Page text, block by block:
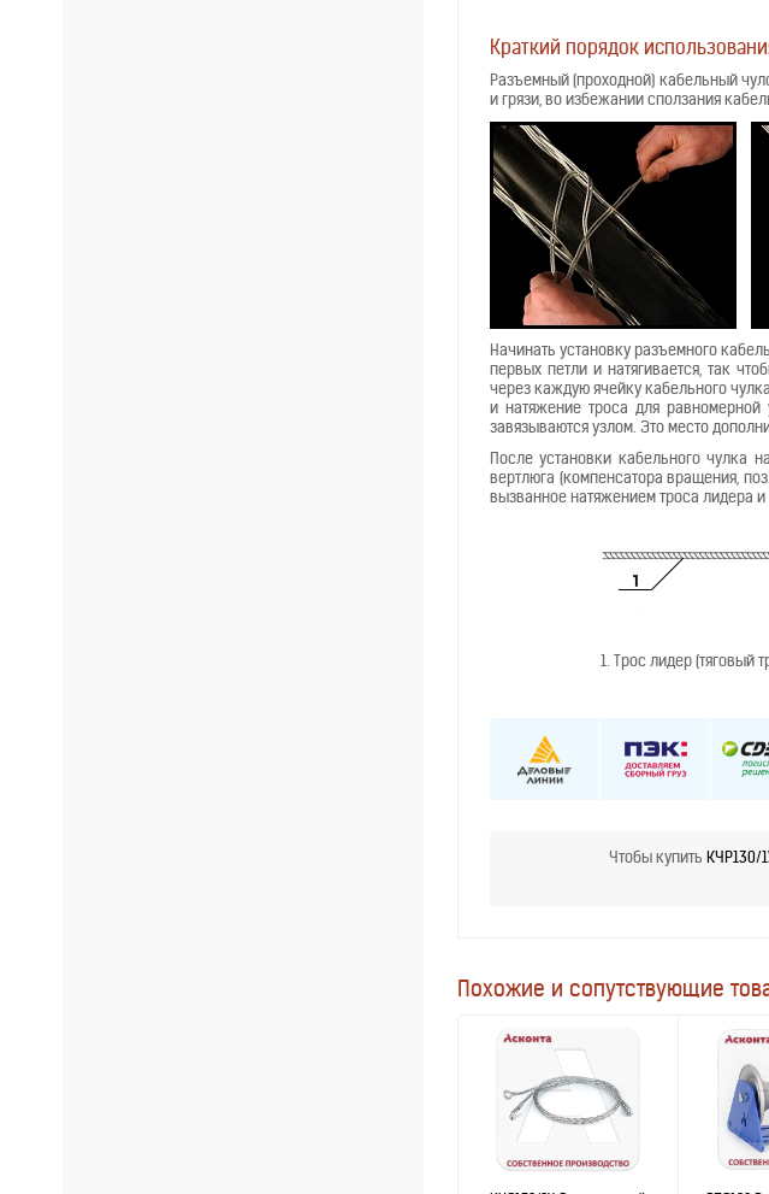
Краткий порядок
Разъемный (проходной) кабельный
и грязи, во избежании сползания
Начинать установку разъемного
первых петли и натягивается, так
через каждую ячейку кабельного
и натяжение троса для
завязываются узлом. Это место
После установки кабельного чулка
вертлюга (компенсатора вращения,
вызванное натяжением троса лидера
1. Трос лидер (тяговый
Чтобы купить КЧР130/
Похожие и сопутствующие